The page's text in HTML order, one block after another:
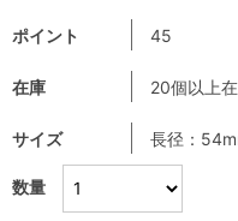
数量
ポイント 45
在庫 20個以上
サイズ 長径：